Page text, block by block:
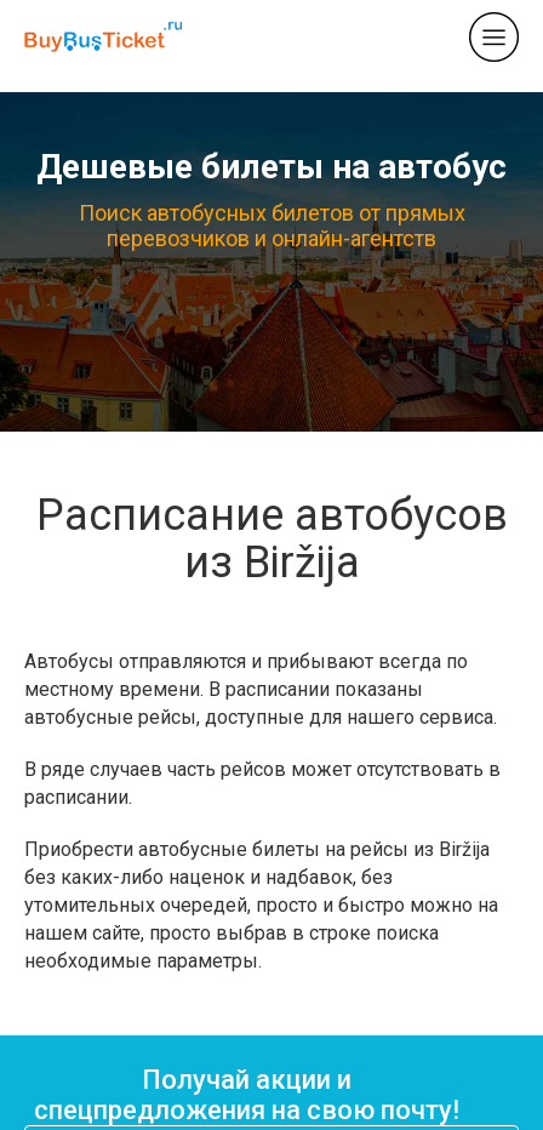
Дешевые билеты на автобус
Поиск автобусных билетов от прямых
перевозчиков и онлайн-агентств
Расписание автобусов
из Biržija
Автобусы отправляются и прибывают всегда по
местному времени. В расписании показаны
автобусные рейсы, доступные для нашего сервиса.
В ряде случаев часть рейсов может отсутствовать в
расписании.
Приобрести автобусные билеты на рейсы из Biržija
без каких-либо наценок и надбавок, без
утомительных очередей, просто и быстро можно на
нашем сайте, просто выбрав в строке поиска
необходимые параметры.
Получай акции и
спецпредложения на свою почту!